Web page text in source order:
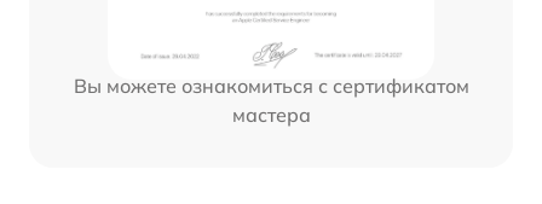
Вы можете ознакомиться с сертификатом
мастера